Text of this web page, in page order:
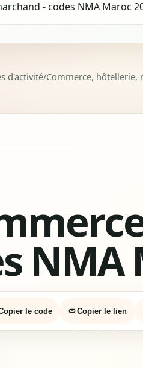
- codes NMA Maroc
d'activité/Commerce, hôtellerie,
NMA
le code Copier le lien